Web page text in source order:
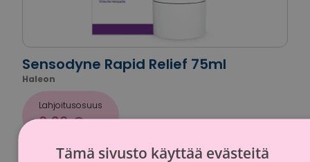
Sensodyne Rapid Relief 75ml
Haleon
Lahjoitusosuus
0,20 €
Tämä sivusto käyttää evästeitä